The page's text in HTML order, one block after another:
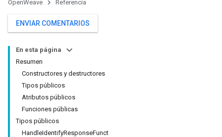
OpenWeave Referencia
ENVIAR COMENTARIOS
En esta página
Resumen
Constructores y destructores
Tipos públicos
Atributos públicos
Funciones públicas
Tipos públicos
HandleIdentifyResponseFunct